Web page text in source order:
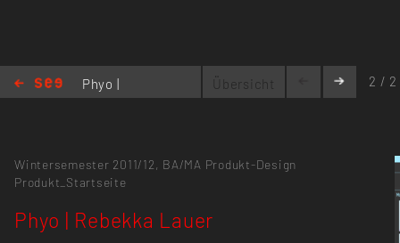
Phyo |
Übersicht 2 / 2
Wintersemester 2011/12, BA/MA Produkt-Design
Produkt_Startseite
Phyo | Rebekka Lauer